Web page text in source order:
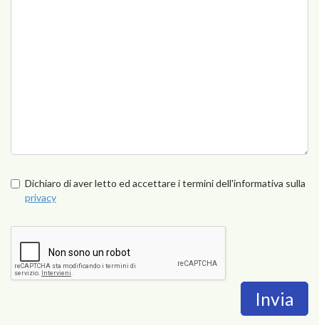
Dichiaro di aver letto ed accettare i termini dell'informativa sulla
privacy
Invia